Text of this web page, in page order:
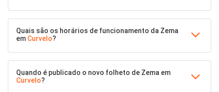
Quais são os horários de funcionamento da Zema
em Curvelo?
Quando é publicado o novo folheto de Zema em
Curvelo?